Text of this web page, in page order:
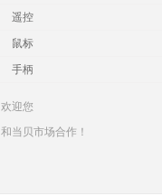
遥控
鼠标
手柄
欢迎您
和当贝市场合作！